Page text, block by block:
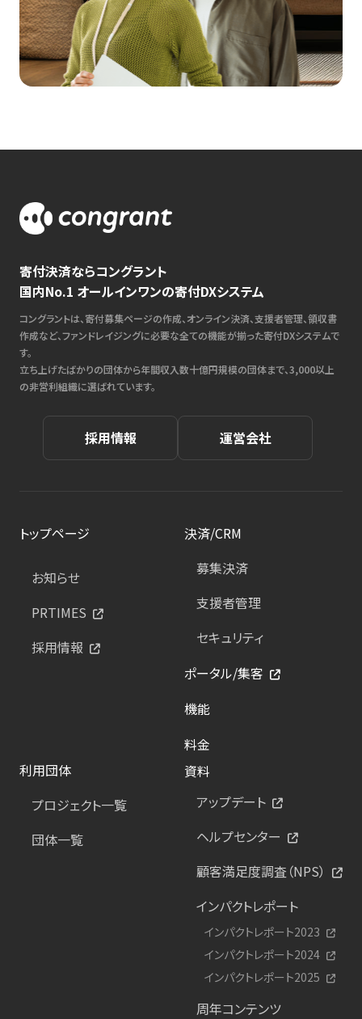
寄付決済ならコングラント
国内No.1 オールインワンの寄付DXシステム
コングラントは、寄付募集ページの作成、オンライン決済、支援者管理、領収書
作成など、ファンドレイジングに必要な全ての機能が揃った寄付DXシステムで
す。
立ち上げたばかりの団体から年間収入数十億円規模の団体まで、3,000以上
の非営利組織に選ばれています。
採用情報 運営会社
トップページ
お知らせ
PRTIMES
採用情報
決済/CRM
募集決済
支援者管理
セキュリティ
ポータル/集客
機能
料金
利用団体
プロジェクト一覧
団体一覧
資料
アップデート
ヘルプセンター
顧客満足度調査（NPS）
インパクトレポート
インパクトレポート2023
インパクトレポート2024
インパクトレポート2025
周年コンテンツ